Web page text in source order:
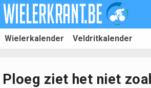
Wielerkalender Veldritkalender
Ploeg ziet het niet